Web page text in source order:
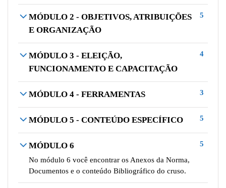
MÓDULO 2 - OBJETIVOS, ATRIBUIÇÕES
E ORGANIZAÇÃO
5
MÓDULO 3 - ELEIÇÃO,
FUNCIONAMENTO E CAPACITAÇÃO
4
MÓDULO 4 - FERRAMENTAS 3
MÓDULO 5 - CONTEÚDO ESPECÍFICO 5
MÓDULO 6
No módulo 6 você encontrar os Anexos da Norma,
Documentos e o conteúdo Bibliográfico do cruso.
5